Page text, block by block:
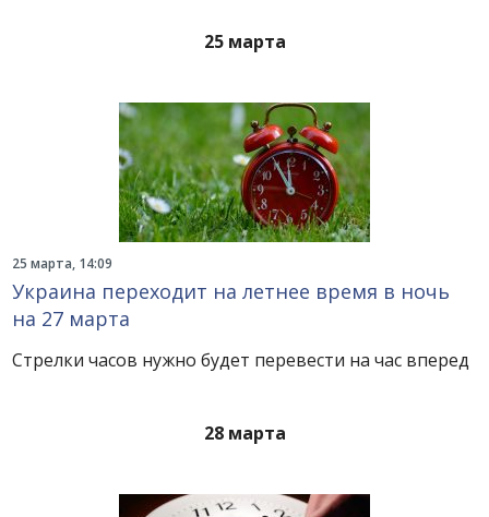
25 марта
25 марта, 14:09
Украина переходит на летнее время в ночь
на 27 марта
Стрелки часов нужно будет перевести на час вперед
28 марта